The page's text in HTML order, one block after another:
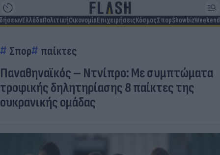
ΕλλάδαΠολιτικήΟικονομίαΕπιχειρήσειςΚόσμοςΣπορShowbizWeekend
Σπορ παίκτες
Παναθηναϊκός – Ντνίπρο: Με συμπτώματα
τροφικής δηλητηρίασης 8 παίκτες της
ουκρανικής ομάδας